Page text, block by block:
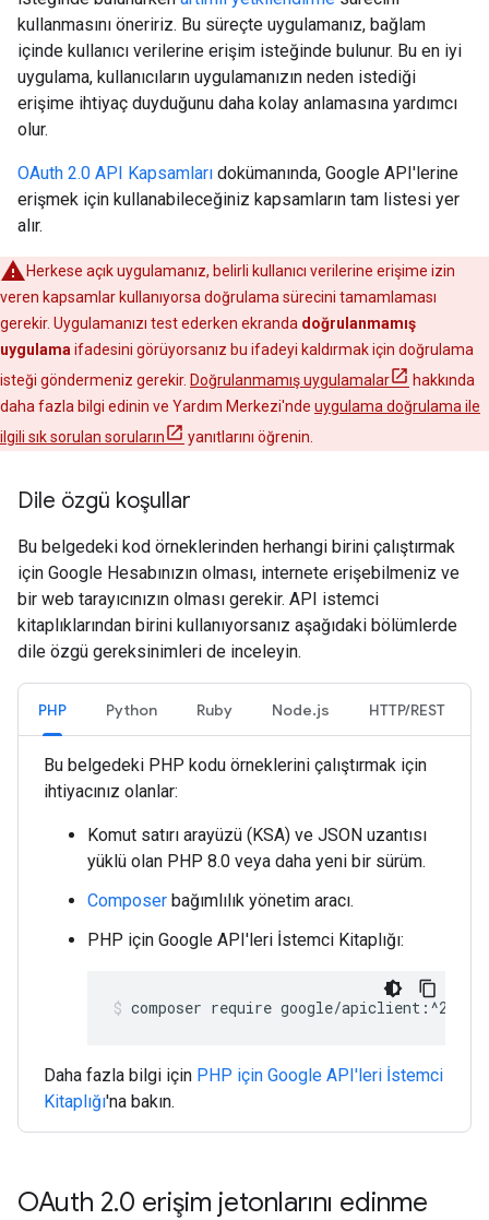
kullanmasını öneririz. Bu süreçte uygulamanız, bağlam
içinde kullanıcı verilerine erişim isteğinde bulunur. Bu en iyi
uygulama, kullanıcıların uygulamanızın neden istediği
erişime ihtiyaç duyduğunu daha kolay anlamasına yardımcı
olur.
OAuth 2.0 API Kapsamları dokümanında, Google API'lerine
erişmek için kullanabileceğiniz kapsamların tam listesi yer
alır.
Herkese açık uygulamanız, belirli kullanıcı verilerine erişime izin
veren kapsamlar kullanıyorsa doğrulama sürecini tamamlaması
gerekir. Uygulamanızı test ederken ekranda doğrulanmamış
uygulama ifadesini görüyorsanız bu ifadeyi kaldırmak için doğrulama
isteği göndermeniz gerekir. Doğrulanmamış uygulamalar
hakkında
daha fazla bilgi edinin ve Yardım Merkezi'nde uygulama doğrulama ile
ilgili sık sorulan soruların
yanıtlarını öğrenin.
Dile özgü koşullar
Bu belgedeki kod örneklerinden herhangi birini çalıştırmak
için Google Hesabınızın olması, internete erişebilmeniz ve
bir web tarayıcınızın olması gerekir. API istemci
kitaplıklarından birini kullanıyorsanız aşağıdaki bölümlerde
dile özgü gereksinimleri de inceleyin.
PHP Python Ruby Node.js HTTP/REST
Bu belgedeki PHP kodu örneklerini çalıştırmak için
ihtiyacınız olanlar:
Komut satırı arayüzü (KSA) ve JSON uzantısı
yüklü olan PHP 8.0 veya daha yeni bir sürüm.
Composer bağımlılık yönetim aracı.
PHP için Google API'leri İstemci Kitaplığı:
composer require google/
Daha fazla bilgi için PHP için Google API'leri İstemci
Kitaplığı'na bakın.
OAuth 2.0 erişim jetonlarını edinme